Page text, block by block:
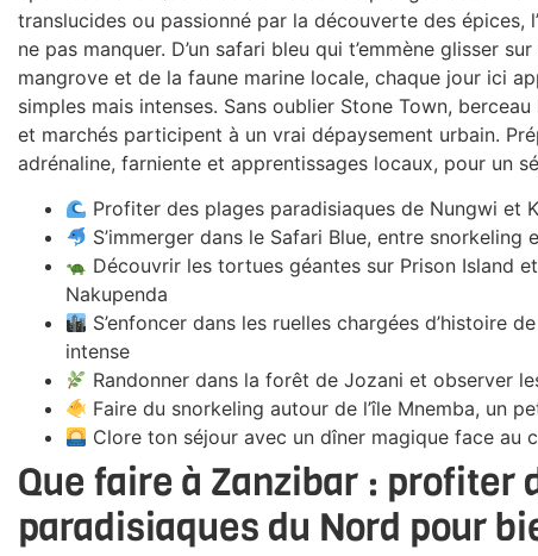
translucides ou passionné par la découverte des épices,
ne pas manquer. D’un safari bleu qui t’emmène glisser
mangrove et de la faune marine locale, chaque jour ici
simples mais intenses. Sans oublier Stone Town,
et marchés participent à un vrai dépaysement urbain.
adrénaline, farniente et apprentissages locaux, pour un
Profiter des plages paradisiaques de Nungwi et
S’immerger dans le Safari Blue, entre
Découvrir les tortues géantes sur Prison Island
Nakupenda
S’enfoncer dans les ruelles chargées d’histoire
intense
Randonner dans la forêt de Jozani et observer
Faire du snorkeling autour de l’île Mnemba, un
Clore ton séjour avec un dîner magique face au
Que faire à Zanzibar : profiter
paradisiaques du Nord pour